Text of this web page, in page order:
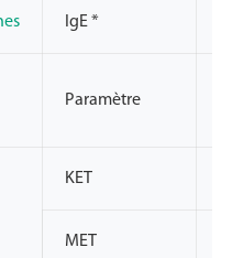
IgE *
Paramètre
KET
MET